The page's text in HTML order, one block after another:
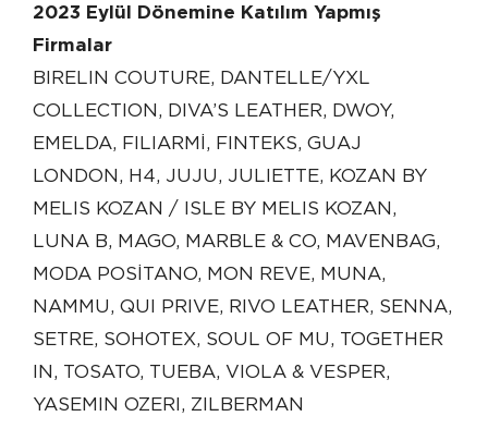
2023 Eylül Dönemine Katılım Yapmış
Firmalar
BIRELIN COUTURE, DANTELLE/YXL
COLLECTION, DIVA’S LEATHER, DWOY,
EMELDA, FILIARMİ, FINTEKS, GUAJ
LONDON, H4, JUJU, JULIETTE, KOZAN BY
MELIS KOZAN / ISLE BY MELIS KOZAN,
LUNA B, MAGO, MARBLE & CO, MAVENBAG,
MODA POSİTANO, MON REVE, MUNA,
NAMMU, QUI PRIVE, RIVO LEATHER, SENNA,
SETRE, SOHOTEX, SOUL OF MU, TOGETHER
IN, TOSATO, TUEBA, VIOLA & VESPER,
YASEMIN OZERI, ZILBERMAN